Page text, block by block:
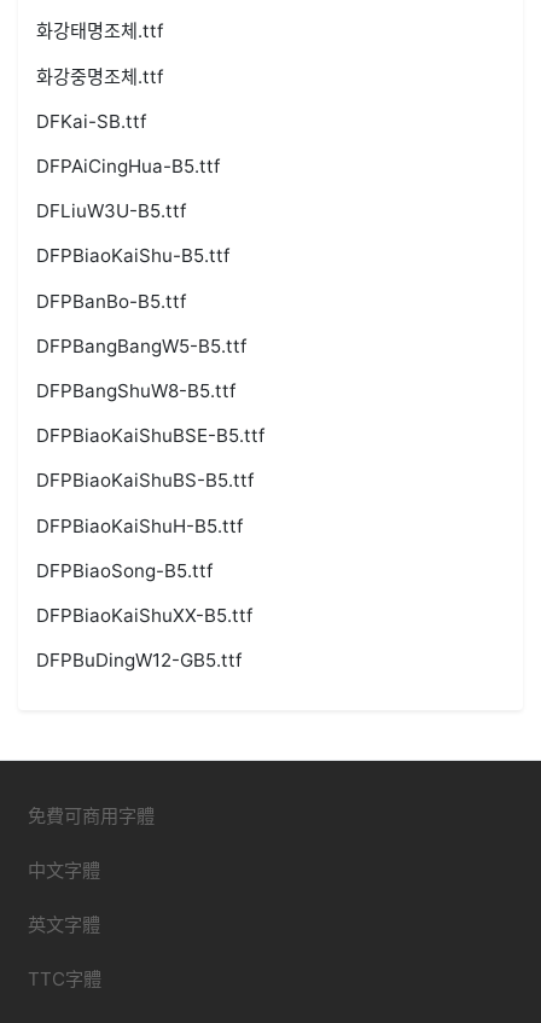
화강태명조체.ttf
화강중명조체.ttf
DFKai-SB.ttf
DFPAiCingHua-B5.ttf
DFLiuW3U-B5.ttf
DFPBiaoKaiShu-B5.ttf
DFPBanBo-B5.ttf
DFPBangBangW5-B5.ttf
DFPBangShuW8-B5.ttf
DFPBiaoKaiShuBSE-B5.ttf
DFPBiaoKaiShuBS-B5.ttf
DFPBiaoKaiShuH-B5.ttf
DFPBiaoSong-B5.ttf
DFPBiaoKaiShuXX-B5.ttf
DFPBuDingW12-GB5.ttf
免費可商用字體
中文字體
英文字體
TTC字體